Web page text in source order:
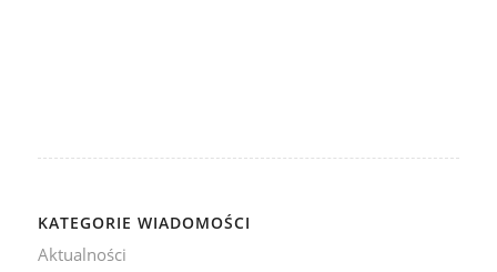
KATEGORIE WIADOMOŚCI
Aktualności